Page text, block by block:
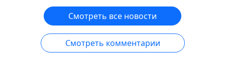
Смотреть все новости
Смотреть комментарии